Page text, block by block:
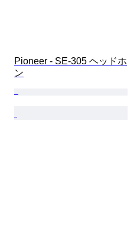
Pioneer - SE-305 ヘッドホ
ン